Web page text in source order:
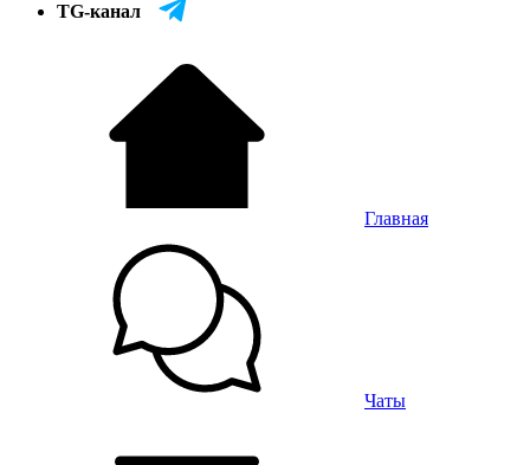
TG-канал
Главная
Чаты